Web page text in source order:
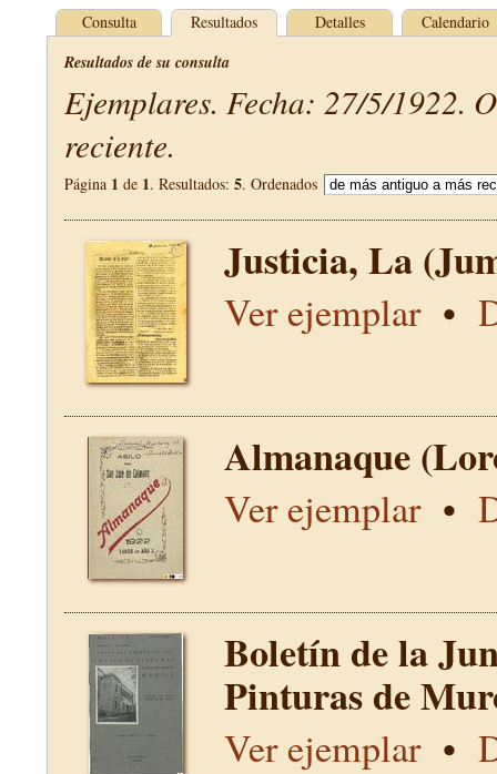
Consulta Resultados Detalles Calendario
Resultados de su consulta
Ejemplares. Fecha: 27/5/1922.
reciente.
Página 1 de 1. Resultados: 5. Ordenados
Justicia, La
Ver ejemplar•
Almanaque
Ver ejemplar•
Boletín de la
Pinturas de
Ver ejemplar•